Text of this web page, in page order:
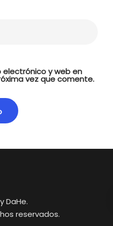
electrónico y web en
vez que comente.
DaHe.
reservados.